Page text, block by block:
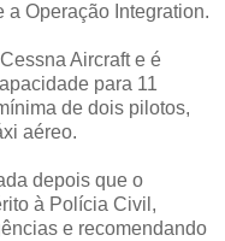
a Operação Integration.
Aircraft e é
para 11
de dois pilotos,
aéreo.
depois que o
à Polícia Civil,
e recomendando